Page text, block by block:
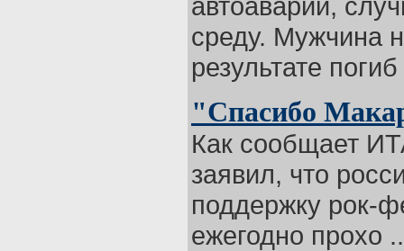
среду. Мужчина
результате
"Спасибо
Как сообщает
заявил, что
поддержку рок-
ежегодно прохо